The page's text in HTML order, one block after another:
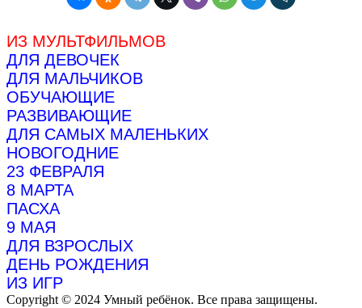
ИЗ МУЛЬТФИЛЬМОВ
ДЛЯ ДЕВОЧЕК
ДЛЯ МАЛЬЧИКОВ
ОБУЧАЮЩИЕ
РАЗВИВАЮЩИЕ
ДЛЯ САМЫХ МАЛЕНЬКИХ
НОВОГОДНИЕ
23 ФЕВРАЛЯ
8 МАРТА
ПАСХА
9 МАЯ
ДЛЯ ВЗРОСЛЫХ
ДЕНЬ РОЖДЕНИЯ
ИЗ ИГР
Copyright © 2024 Умный ребёнок. Все права защищены.